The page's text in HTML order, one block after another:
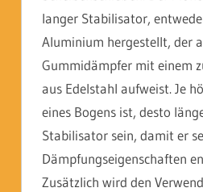
langer Stabilisator,
Aluminium hergestellt, der
Gummidämpfer mit einem
aus Edelstahl aufweist. Je
eines Bogens ist, desto
Stabilisator sein, damit er
Dämpfungseigenschaften
Zusätzlich wird den